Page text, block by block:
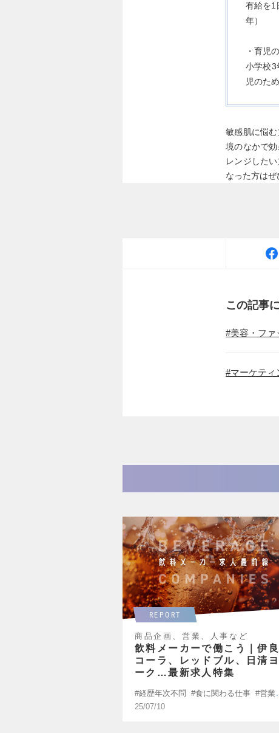
有給を1
年）
・育児
小学校3
児のた
敏感肌に悩
境のなかで
レンジした
なった方はぜ
この記事
美容・ファ
マーケティ
REPORT
商品企画、営業、人事など
飲料メーカーで働こう｜伊良
コーラ、レッドブル、日清ヨ
ーク…最新求人特集
経歴年次不問 食に関わる仕事
営業
が活かせる
25/07/10